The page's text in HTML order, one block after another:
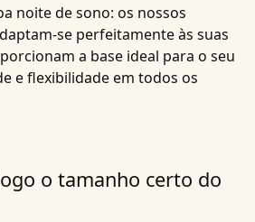
noite de sono: os nossos
se perfeitamente às suas
a base ideal para o seu
e flexibilidade em todos os
o tamanho certo do